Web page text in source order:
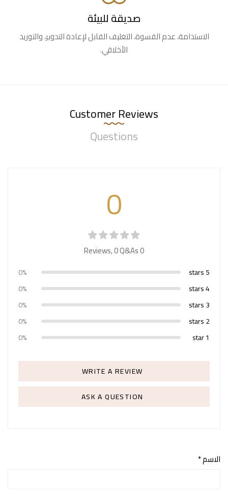
صديقة للبيئة
الاستدامة، عدم القسوة، التغليف القابل لإعادة التدوير، والتوريد
الأخلاقي.
Customer Reviews
Questions
0
0 Reviews,
0Q&As
5 stars
0%
4 stars
0%
3 stars
0%
2 stars
0%
1 star
0%
WRITE A REVIEW
ASK A QUESTION
الاسم*